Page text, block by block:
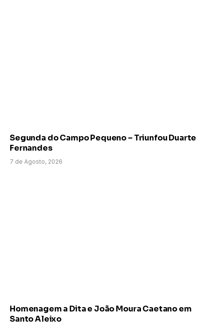
Segunda do Campo Pequeno – Triunfou Duarte
Fernandes
7 de Agosto, 2026
Homenagem a Dita e João Moura Caetano em
Santo Aleixo